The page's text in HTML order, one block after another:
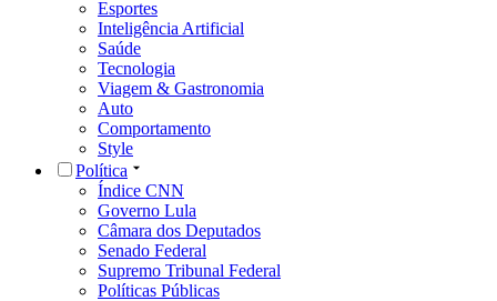
Esportes
Inteligência Artificial
Saúde
Tecnologia
Viagem & Gastronomia
Auto
Comportamento
Style
Política
Índice CNN
Governo Lula
Câmara dos Deputados
Senado Federal
Supremo Tribunal Federal
Políticas Públicas